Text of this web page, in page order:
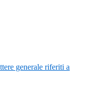
generale riferiti a